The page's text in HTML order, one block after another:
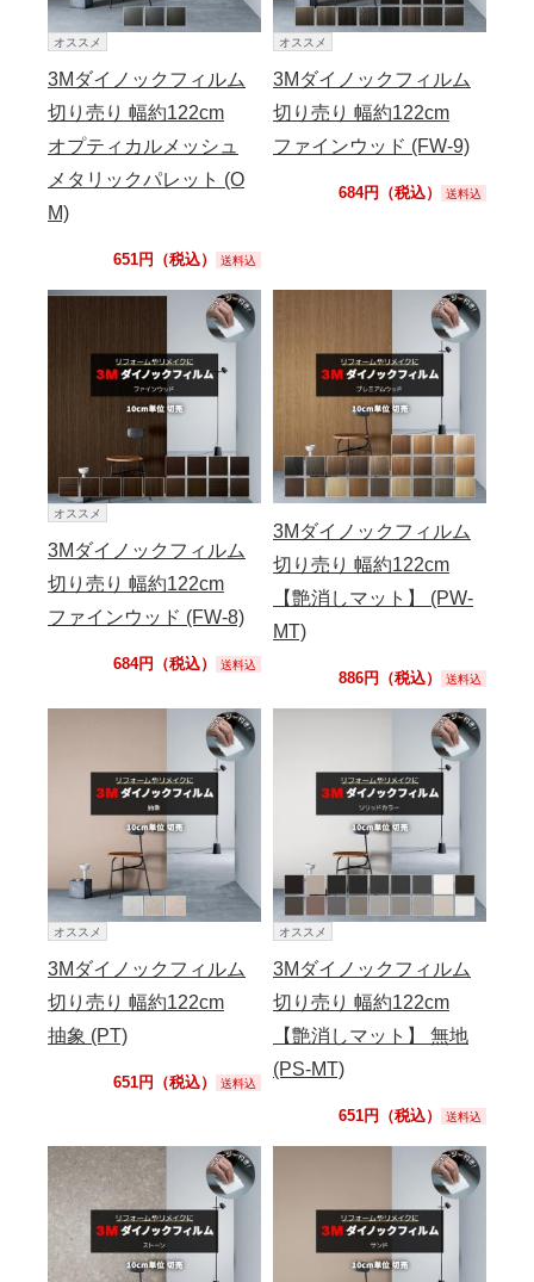
オススメ
3Mダイノックフィルム
切り売り 幅約122cm
オプティカルメッシュ
メタリックパレット (O
M)
651円（税込） 送料込
オススメ
3Mダイノックフィルム
切り売り 幅約122cm
ファインウッド (FW-9)
684円（税込） 送料込
オススメ
3Mダイノックフィルム
切り売り 幅約122cm
ファインウッド (FW-8)
684円（税込） 送料込
3Mダイノックフィルム
切り売り 幅約122cm
【艶消しマット】 (PW-
MT)
886円（税込） 送料込
オススメ
3Mダイノックフィルム
切り売り 幅約122cm
抽象 (PT)
651円（税込） 送料込
オススメ
3Mダイノックフィルム
切り売り 幅約122cm
【艶消しマット】 無地
(PS-MT)
651円（税込） 送料込